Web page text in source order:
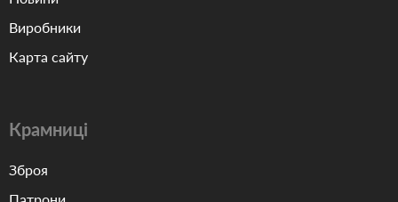
Виробники
Карта сайту
Крамниці
Зброя